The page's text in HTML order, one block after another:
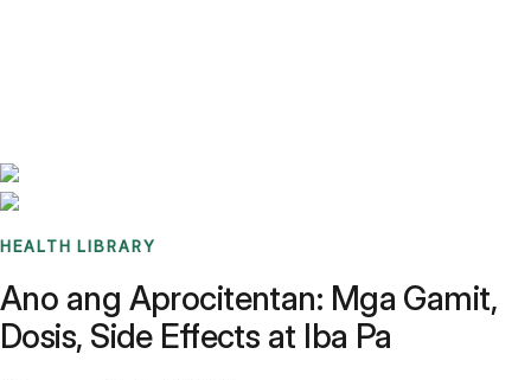
HEALTH LIBRARY
Ano ang Aprocitentan: Mga Gamit,
Dosis, Side Effects at Iba Pa